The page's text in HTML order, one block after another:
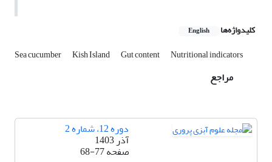
کلیدواژه‌ها English
Sea cucumber Kish Island Gut content Nutritional indicators
مراجع
دوره 12، شماره 2
آذر 1403
صفحه68-77